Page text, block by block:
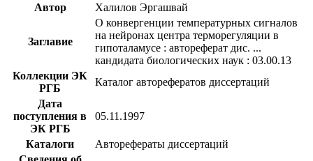
Автор Халилов Эргашвай
Заглавие
О конвергенции температурных сигналов
на нейронах центра терморегуляции в
гипоталамусе : автореферат дис. ...
кандидата биологических наук : 03.00.13
Коллекции ЭК
РГБ
Каталог авторефератов диссертаций
Дата
поступления в
ЭК РГБ
05.11.1997
Каталоги
Авторефераты диссертаций